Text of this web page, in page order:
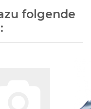
folgende